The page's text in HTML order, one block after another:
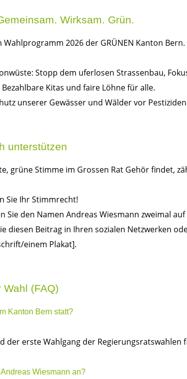
Wirksam. Grün.
2026 der GRÜNEN Kanton
Stopp dem uferlosen Strassenbau,
Kitas und faire Löhne für alle.
unserer Gewässer und Wälder vor
unterstützen
grüne Stimme im Grossen Rat Gehör findet,
Sie Ihr Stimmrecht!
Sie den Namen Andreas Wiesmann zweimal auf
diesen Beitrag in Ihren sozialen Netzwerken
einem Plakat].
(FAQ)
Kanton Bern statt?
der erste Wahlgang der Regierungsratswahlen
Wiesmann an?